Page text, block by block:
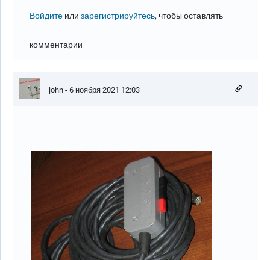
Войдите илизарегистрируйтесь, чтобы оставлять
комментарии
john - 6 ноября 2021 12:03